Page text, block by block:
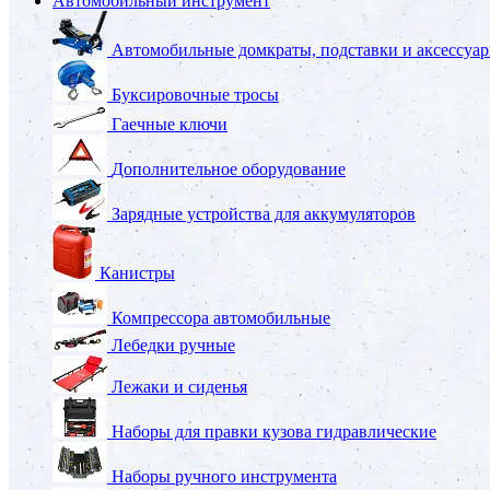
Автомобильные домкраты, подставки и
Буксировочные тросы
Гаечные ключи
Дополнительное оборудование
Зарядные устройства для аккумуляторов
Канистры
Компрессора автомобильные
Лебедки ручные
Лежаки и сиденья
Наборы для правки кузова гидравлические
Наборы ручного инструмента